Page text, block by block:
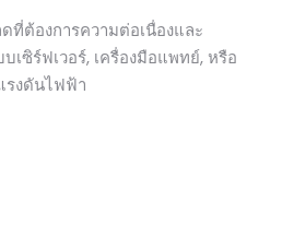
ที่ต้องการความต่อเนื่องและ
ซิร์ฟเวอร์, เครื่องมือแพทย์, หรือ
รงดันไฟฟ้า